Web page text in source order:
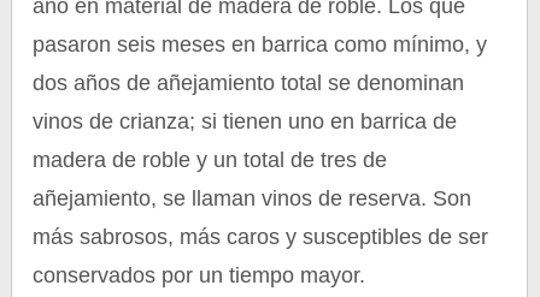
año en material de madera de roble. Los que
pasaron seis meses en barrica como mínimo, y
dos años de añejamiento total se denominan
vinos de crianza; si tienen uno en barrica de
madera de roble y un total de tres de
añejamiento, se llaman vinos de reserva. Son
más sabrosos, más caros y susceptibles de ser
conservados por un tiempo mayor.